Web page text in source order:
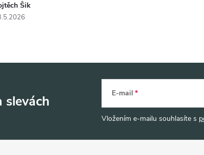
Šik
slevách E-mail
Vložením e-mailu souhlasíte s